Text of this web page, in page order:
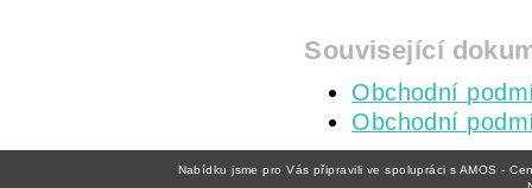
Související
Obchodní
Obchodní
Nabídku jsme pro Vás připravili ve spolupráci s AMOS -